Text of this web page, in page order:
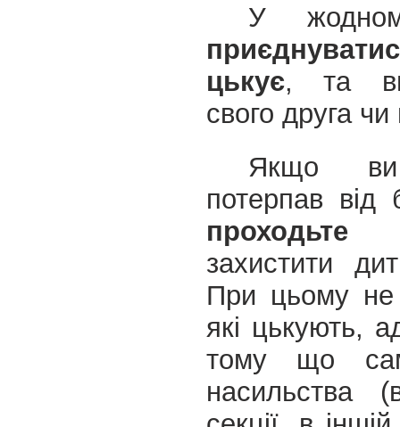
У
цькує, та
свого друга чи
Якщо ви
потерпав від
проходьте
захистити
При цьому не
які цькують,
тому що
насильства